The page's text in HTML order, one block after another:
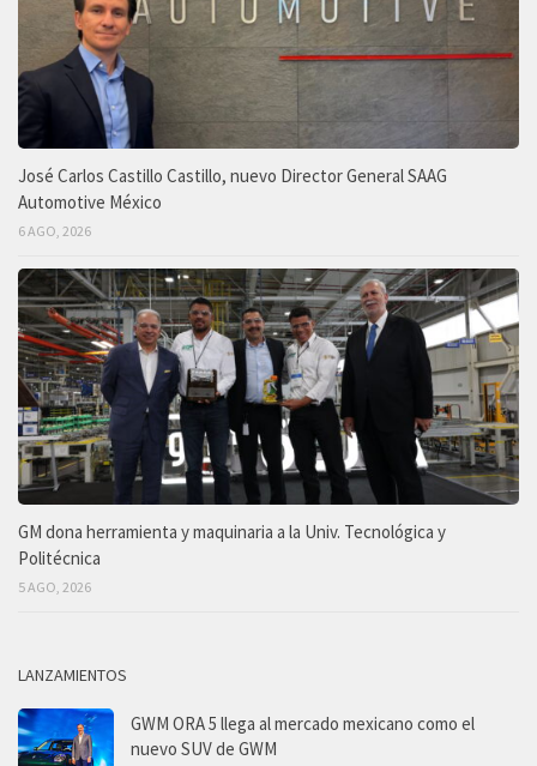
José Carlos Castillo Castillo, nuevo Director General SAAG
Automotive México
6 AGO, 2026
GM dona herramienta y maquinaria a la Univ. Tecnológica y
Politécnica
5 AGO, 2026
LANZAMIENTOS
GWM ORA 5 llega al mercado mexicano como el
nuevo SUV de GWM